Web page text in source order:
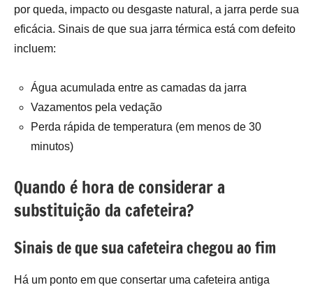
por queda, impacto ou desgaste natural, a jarra perde sua
eficácia. Sinais de que sua jarra térmica está com defeito
incluem:
Água acumulada entre as camadas da jarra
Vazamentos pela vedação
Perda rápida de temperatura (em menos de 30
minutos)
Quando é hora de considerar a
substituição da cafeteira?
Sinais de que sua cafeteira chegou ao fim
Há um ponto em que consertar uma cafeteira antiga